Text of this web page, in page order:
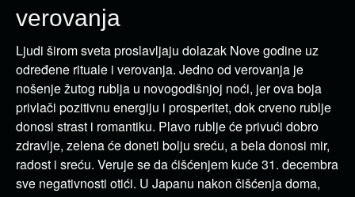
verovanja
Ljudi širom sveta proslavljaju dolazak Nove godine uz
određene rituale i verovanja. Jedno od verovanja je
nošenje žutog rublja u novogodišnjoj noći, jer ova boja
privlači pozitivnu energiju i prosperitet, dok crveno rublje
donosi strast i romantiku. Plavo rublje će privući dobro
zdravlje, zelena će doneti bolju sreću, a bela donosi mir,
radost i sreću. Veruje se da ćišćenjem kuće 31. decembra
sve negativnosti otići. U Japanu nakon čišćenja doma,